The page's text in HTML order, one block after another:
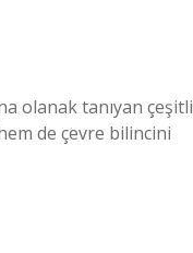
olanak tanıyan çeşitli
de çevre bilincini